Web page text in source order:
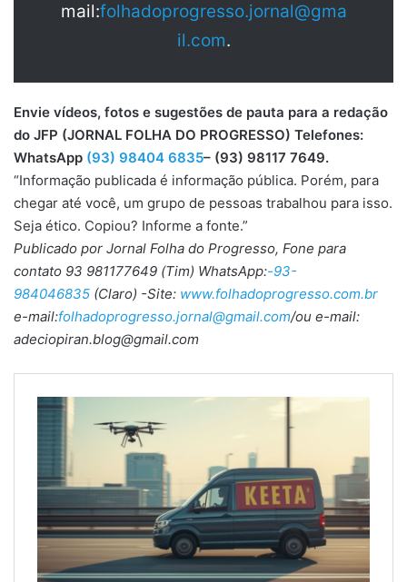
mail:folhadoprogresso.jornal@gma
il.com.
Envie vídeos, fotos e sugestões de pauta para a redação
do JFP (JORNAL FOLHA DO PROGRESSO) Telefones:
WhatsApp (93) 98404 6835– (93) 98117 7649.
“Informação publicada é informação pública. Porém, para
chegar até você, um grupo de pessoas trabalhou para isso.
Seja ético. Copiou? Informe a fonte.”
Publicado por Jornal Folha do Progresso, Fone para
contato 93 981177649 (Tim) WhatsApp:-93-
984046835 (Claro) -Site: www.folhadoprogresso.com.br
e-mail:folhadoprogresso.jornal@gmail.com/ou e-mail:
adeciopiran.blog@gmail.com